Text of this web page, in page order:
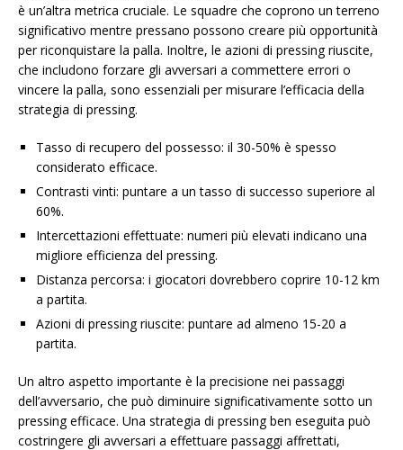
è un’altra metrica cruciale. Le squadre che coprono un terreno
significativo mentre pressano possono creare più opportunità
per riconquistare la palla. Inoltre, le azioni di pressing riuscite,
che includono forzare gli avversari a commettere errori o
vincere la palla, sono essenziali per misurare l’efficacia della
strategia di pressing.
Tasso di recupero del possesso: il 30-50% è spesso
considerato efficace.
Contrasti vinti: puntare a un tasso di successo superiore al
60%.
Intercettazioni effettuate: numeri più elevati indicano una
migliore efficienza del pressing.
Distanza percorsa: i giocatori dovrebbero coprire 10-12 km
a partita.
Azioni di pressing riuscite: puntare ad almeno 15-20 a
partita.
Un altro aspetto importante è la precisione nei passaggi
dell’avversario, che può diminuire significativamente sotto un
pressing efficace. Una strategia di pressing ben eseguita può
costringere gli avversari a effettuare passaggi affrettati,